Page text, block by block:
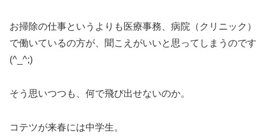
お掃除の仕事というよりも医療事務、病院（クリニック）
で働いているの方が、聞こえがいいと思ってしまうのです
(^_^;)
そう思いつつも、何で飛び出せないのか。
コテツが来春には中学生。